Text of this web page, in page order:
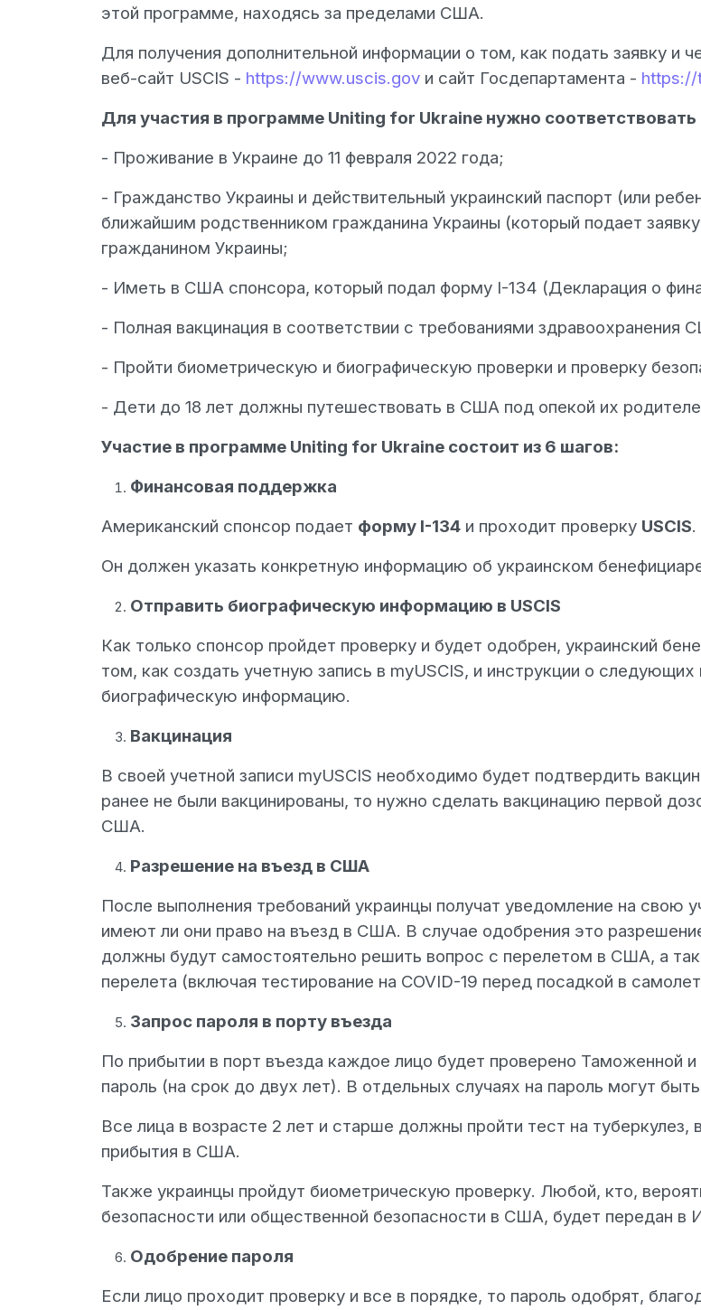
этой программе, находясь за пределами США.
Для получения дополнительной информации о том, как подать заявку и
веб-сайт USCIS - https://www.uscis.gov и сайт Госдепартамента - https://
Для участия в программе Uniting for Ukraine нужно
- Проживание в Украине до 11 февраля 2022 года;
- Гражданство Украины и действительный украинский паспорт (или
ближайшим родственником гражданина Украины (который подает
гражданином Украины;
- Иметь в США спонсора, который подал форму I-134 (Декларация о
- Полная вакцинация в соответствии с требованиями здравоохранения
- Пройти биометрическую и биографическую проверки и проверку
- Дети до 18 лет должны путешествовать в США под опекой их
Участие в программе Uniting for Ukraine состоит из 6 шагов:
Финансовая поддержка
Американский спонсор подает форму I-134 и проходит проверку USCIS.
Он должен указать конкретную информацию об украинском
Отправить биографическую информацию в USCIS
Как только спонсор пройдет проверку и будет одобрен, украинский
том, как создать учетную запись в myUSCIS, и инструкции о
биографическую информацию.
Вакцинация
В своей учетной записи myUSCIS необходимо будет подтвердить
ранее не были вакцинированы, то нужно сделать вакцинацию первой
США.
Разрешение на въезд в США
После выполнения требований украинцы получат уведомление на
имеют ли они право на въезд в США. В случае одобрения это
должны будут самостоятельно решить вопрос с перелетом в США, а
перелета (включая тестирование на COVID-19 перед посадкой в
Запрос пароля в порту въезда
По прибытии в порт въезда каждое лицо будет проверено Таможенной
пароль (на срок до двух лет). В отдельных случаях на пароль могут
Все лица в возрасте 2 лет и старше должны пройти тест на туберкулез,
прибытия в США.
Также украинцы пройдут биометрическую проверку. Любой, кто,
безопасности или общественной безопасности в США, будет передан
Одобрение пароля
Если лицо проходит проверку и все в порядке, то пароль одобрят,